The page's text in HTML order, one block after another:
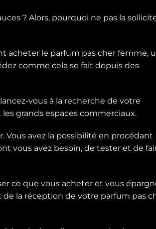
? Alors, pourquoi ne pas la
acheter le parfum pas cher femme,
comme cela se fait depuis des
vous à la recherche de votre
les grands espaces commerciaux.
Vous avez la possibilité en procédant
vous avez besoin, de tester et de
ce que vous acheter et vous
la réception de votre parfum pas